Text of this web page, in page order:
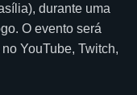
durante uma
O evento será
YouTube, Twitch,